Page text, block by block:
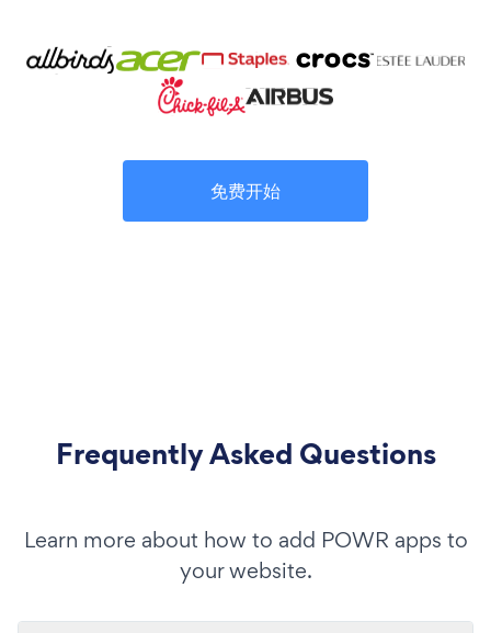
免费开始
Frequently Asked Questions
Learn more about how to add POWR apps to
your website.